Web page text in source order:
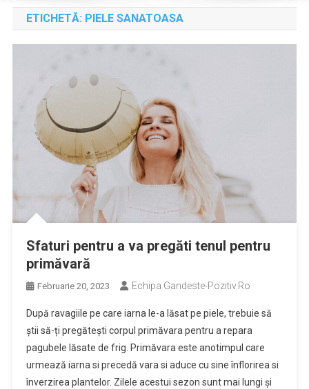
ETICHETĂ: PIELE SANATOASA
Sfaturi pentru a va pregăti tenul pentru
primăvară
Februarie 20, 2023 Echipa Gandeste-Pozitiv.ro
După ravagiile pe care iarna le-a lăsat pe piele, trebuie să
știi să-ți pregătești corpul primăvara pentru a repara
pagubele lăsate de frig. Primăvara este anotimpul care
urmează iarna si precedă vara si aduce cu sine înflorirea si
înverzirea plantelor. Zilele acestui sezon sunt mai lungi și